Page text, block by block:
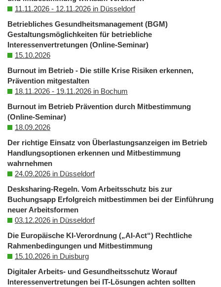
11.11.2026 - 12.11.2026 in Düsseldorf
Betriebliches Gesundheitsmanagement (BGM)
Gestaltungsmöglichkeiten für betriebliche
Interessenvertretungen (Online-Seminar)
15.10.2026
Burnout im Betrieb - Die stille Krise Risiken erkennen,
Prävention mitgestalten
18.11.2026 - 19.11.2026 in Bochum
Burnout im Betrieb Prävention durch Mitbestimmung
(Online-Seminar)
18.09.2026
Der richtige Einsatz von Überlastungsanzeigen im Betrieb
Handlungsoptionen erkennen und Mitbestimmung
wahrnehmen
24.09.2026 in Düsseldorf
Desksharing-Regeln. Vom Arbeitsschutz bis zur
Buchungsapp Erfolgreich mitbestimmen bei der Einführung
neuer Arbeitsformen
03.12.2026 in Düsseldorf
Die Europäische KI-Verordnung („AI-Act“) Rechtliche
Rahmenbedingungen und Mitbestimmung
15.10.2026 in Duisburg
Digitaler Arbeits- und Gesundheitsschutz Worauf
Interessenvertretungen bei IT-Lösungen achten sollten